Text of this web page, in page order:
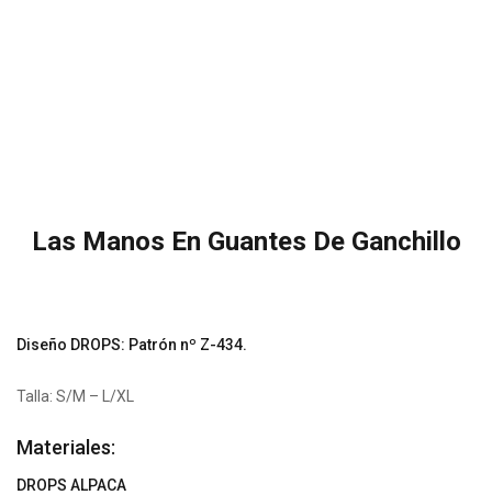
Las Manos En Guantes De Ganchillo
Diseño DROPS: Patrón nº Z-434.
Talla: S/M – L/XL
Materiales:
DROPS ALPACA